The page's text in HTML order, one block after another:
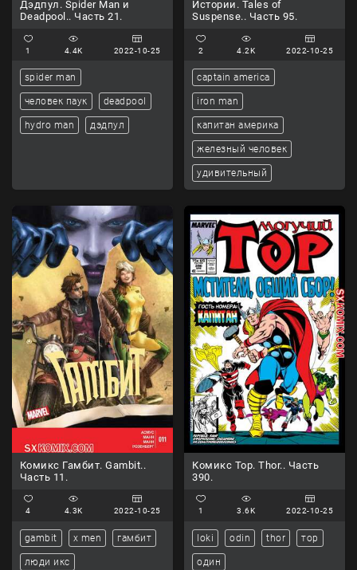
Дэдпул. Spider Man и
Deadpool.. Часть 21.
1 4.4K 2022-10-25
spider man
человек паук deadpool
hydro man дэдпул
Истории. Tales of
Suspense.. Часть 95.
2 4.2K 2022-10-25
captain america
iron man
капитан америка
железный человек
удивительный
Комикс Гамбит. Gambit..
Часть 11.
4 4.3K 2022-10-25
gambit x men гамбит
люди икс
Комикс Тор. Thor.. Часть
390.
1 3.6K 2022-10-25
loki odin thor тор
один